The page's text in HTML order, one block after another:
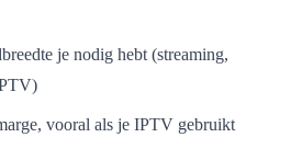
je nodig hebt (streaming,
vooral als je IPTV gebruikt